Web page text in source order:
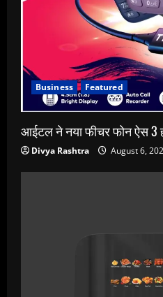
Business Featured
आईटल ने नया फीचर फोन ऐस 3
Divya Rashtra August 6,